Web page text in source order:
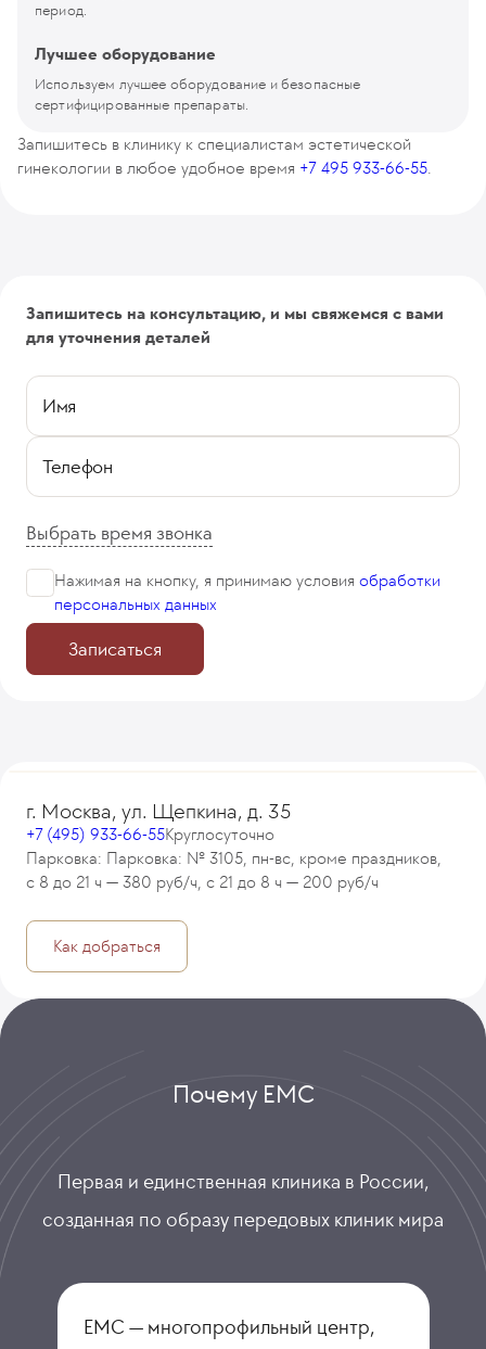
период.
Лучшее оборудование
Используем лучшее оборудование и безопасные
сертифицированные препараты.
Запишитесь в клинику к специалистам эстетической
гинекологии в любое удобное время +7 495 933-66-55.
Запишитесь на консультацию, и мы свяжемся с вами
для уточнения деталей
Имя
Телефон
Выбрать время звонка
Нажимая на кнопку, я принимаю условия обработки
персональных данных
Записаться
г. Москва, ул. Щепкина, д. 35
+7 (495) 933-66-55Круглосуточно
Парковка: Парковка: № 3105, пн-вс, кроме праздников,
с 8 до 21 ч — 380 руб/ч, с 21 до 8 ч — 200 руб/ч
Как добраться
Почему ЕМС
Первая и единственная клиника в России,
созданная по образу передовых клиник мира
ЕМС — многопрофильный центр,